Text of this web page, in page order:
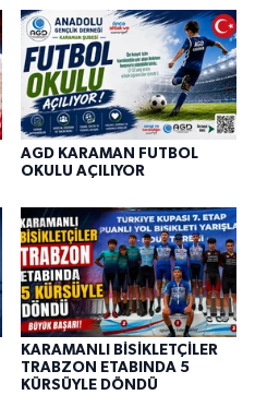
AGD KARAMAN FUTBOL
OKULU AÇILIYOR
KARAMANLI BİSİKLETÇİLER
TRABZON ETABINDA 5
KÜRSÜYLE DÖNDÜ